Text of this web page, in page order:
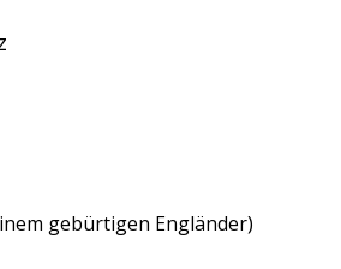
gebürtigen Engländer)